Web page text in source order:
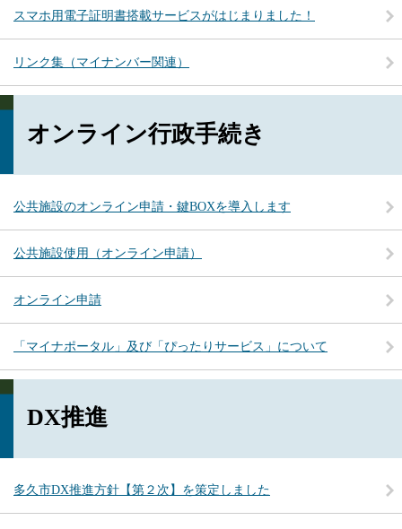
スマホ用電子証明書搭載サービスがはじまりました！
リンク集（マイナンバー関連）
オンライン行政手続き
公共施設のオンライン申請・鍵BOXを導入します
公共施設使用（オンライン申請）
オンライン申請
「マイナポータル」及び「ぴったりサービス」について
DX推進
多久市DX推進方針【第２次】を策定しました